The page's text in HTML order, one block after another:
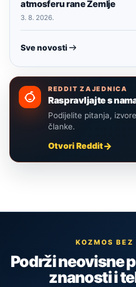
atmosferu rane Zemlje
3. 8. 2026.
Sve novosti
REDDIT ZAJEDNICA
Raspravljajte s
Podijelite pitanja,
članke.
Otvori Reddit
KOZMOS BEZ
Podrži neovisne
znanosti i